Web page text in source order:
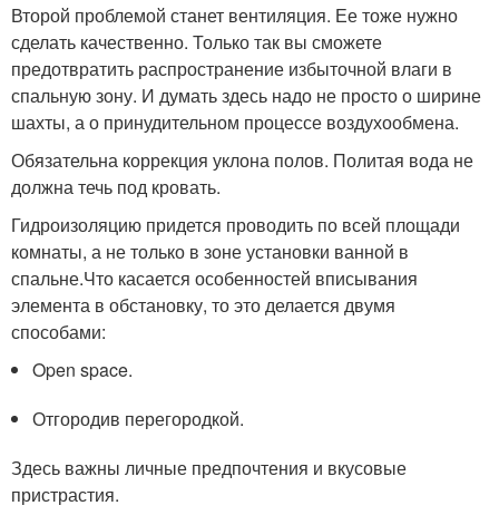
Второй проблемой станет вентиляция. Ее тоже нужно
сделать качественно. Только так вы сможете
предотвратить распространение избыточной влаги в
спальную зону. И думать здесь надо не просто о ширине
шахты, а о принудительном процессе воздухообмена.
Обязательна коррекция уклона полов. Политая вода не
должна течь под кровать.
Гидроизоляцию придется проводить по всей площади
комнаты, а не только в зоне установки ванной в
спальне.Что касается особенностей вписывания
элемента в обстановку, то это делается двумя
способами:
Open space.
Отгородив перегородкой.
Здесь важны личные предпочтения и вкусовые
пристрастия.